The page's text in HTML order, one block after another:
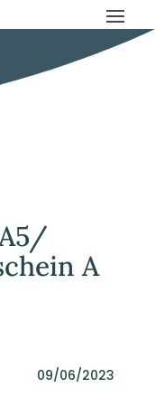
A
09/06/2023